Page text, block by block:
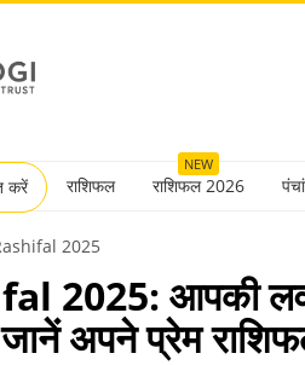
करें राशिफल
NEW
राशिफल 2026
2025
2025: आपकी
अपने प्रेम